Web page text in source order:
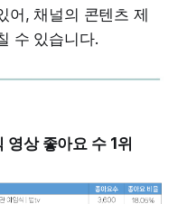
어, 채널의 콘텐츠 제
수 있습니다.
영상 좋아요 수 1위